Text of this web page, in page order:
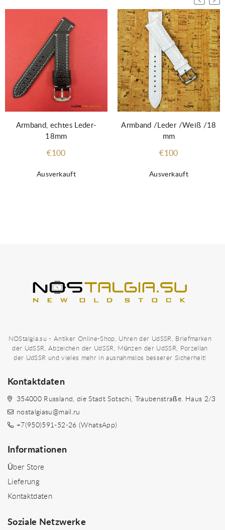
Ausverkauft
Armband, echtes Leder-
18mm
€100
Ausverkauft
Armband /Leder /Weiß /18
mm
€100
NOStalgia.su - Antiker Online-Shop, Uhren der UdSSR, Briefmarken
der UdSSR, Abzeichen der UdSSR, Münzen der UdSSR, Porzellan
der UdSSR und vieles mehr in ausnahmslos besserer Sicherheit!
Kontaktdaten
354000 Russland, die Stadt Sotschi, Traubenstraße. Haus 2/3
nostalgiasu@mail.ru
+7(950)591-52-26 (WhatsApp)
Informationen
Über Store
Lieferung
Kontaktdaten
Soziale Netzwerke